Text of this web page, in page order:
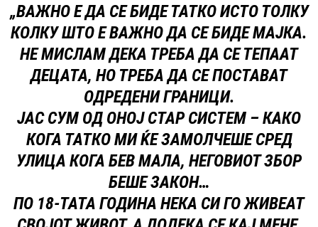
„ВАЖНО Е ДА СЕ БИДЕ ТАТКО ИСТО ТОЛКУ
КОЛКУ ШТО Е ВАЖНО ДА СЕ БИДЕ МАЈКА.
НЕ МИСЛАМ ДЕКА ТРЕБА ДА СЕ ТЕПААТ
ДЕЦАТА, НО ТРЕБА ДА СЕ ПОСТАВАТ
ОДРЕДЕНИ ГРАНИЦИ.
ЈАС СУМ ОД ОНОЈ СТАР СИСТЕМ – КАКО
КОГА ТАТКО МИ ЌЕ ЗАМОЛЧЕШЕ СРЕД
УЛИЦА КОГА БЕВ МАЛА, НЕГОВИОТ ЗБОР
БЕШЕ ЗАКОН…
ПО 18-ТАТА ГОДИНА НЕКА СИ ГО ЖИВЕАТ